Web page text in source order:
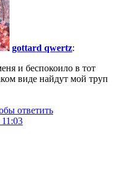
gottard qwertz:
и беспокоило в тот
виде найдут мой труп
ответить